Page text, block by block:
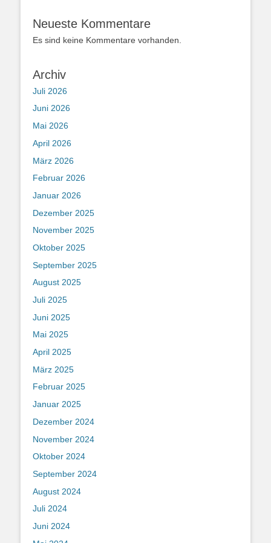
Neueste Kommentare
Es sind keine Kommentare vorhanden.
Archiv
Juli 2026
Juni 2026
Mai 2026
April 2026
März 2026
Februar 2026
Januar 2026
Dezember 2025
November 2025
Oktober 2025
September 2025
August 2025
Juli 2025
Juni 2025
Mai 2025
April 2025
März 2025
Februar 2025
Januar 2025
Dezember 2024
November 2024
Oktober 2024
September 2024
August 2024
Juli 2024
Juni 2024